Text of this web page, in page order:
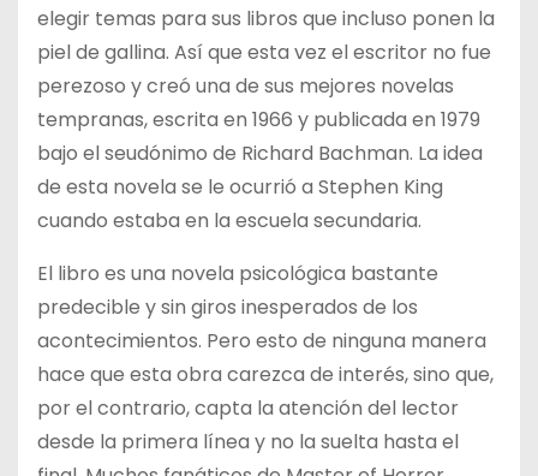
elegir temas para sus libros que incluso ponen la
piel de gallina. Así que esta vez el escritor no fue
perezoso y creó una de sus mejores novelas
tempranas, escrita en 1966 y publicada en 1979
bajo el seudónimo de Richard Bachman. La idea
de esta novela se le ocurrió a Stephen King
cuando estaba en la escuela secundaria.
El libro es una novela psicológica bastante
predecible y sin giros inesperados de los
acontecimientos. Pero esto de ninguna manera
hace que esta obra carezca de interés, sino que,
por el contrario, capta la atención del lector
desde la primera línea y no la suelta hasta el